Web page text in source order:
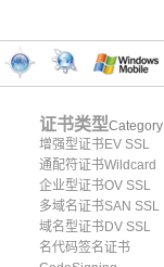
证书类型Category
增强型证书EV SSL
通配符证书Wildcard
企业型证书OV SSL
多域名证书SAN SSL
域名型证书DV SSL
名代码签名证书